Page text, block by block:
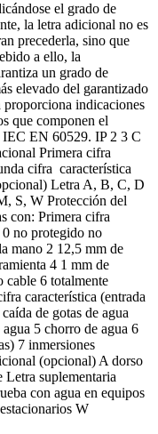
el grado de
la letra adicional no es
precederla, sino que
a ello, la
un grado de
elevado del garantizado
indicaciones
que componen el
IEC EN 60529. IP 2 3 C
Primera cifra
cifra característica
Letra A, B, C, D
S, W Protección del
con: Primera cifra
0 no protegido no
mano 2 12,5 mm de
4 1 mm de
cable 6 totalmente
característica (entrada
de gotas de agua
5 chorro de agua 6
7 inmersiones
(opcional) A dorso
suplementaria
con agua en equipos
W